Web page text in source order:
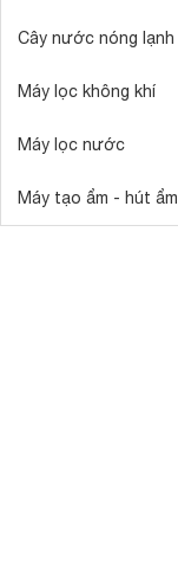
Cây nước nóng lạnh
Máy lọc không khí
Máy lọc nước
Máy tạo ẩm - hút ẩm